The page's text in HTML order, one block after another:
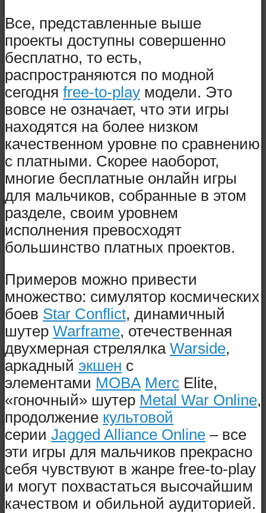
Все, представленные выше
проекты доступны совершенно
бесплатно, то есть,
распространяются по модной
сегодня free-to-play модели. Это
вовсе не означает, что эти игры
находятся на более низком
качественном уровне по сравнению
с платными. Скорее наоборот,
многие бесплатные онлайн игры
для мальчиков, собранные в этом
разделе, своим уровнем
исполнения превосходят
большинство платных проектов.
Примеров можно привести
множество: симулятор космических
боев Star Conflict, динамичный
шутер Warframe, отечественная
двухмерная стрелялка Warside,
аркадный экшен с
элементами MOBA Merc Elite,
«гоночный» шутер Metal War Online,
продолжение культовой
серии Jagged Alliance Online – все
эти игры для мальчиков прекрасно
себя чувствуют в жанре free-to-play
и могут похвастаться высочайшим
качеством и обильной аудиторией.